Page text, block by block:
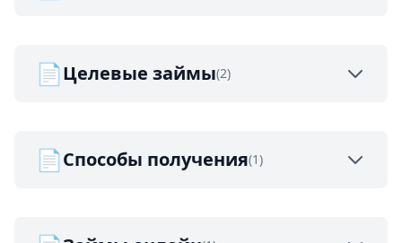
📄Целевые займы(2)
📄Способы получения(1)